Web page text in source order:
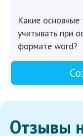
Какие
учитывать при
формате word?
Отзывы